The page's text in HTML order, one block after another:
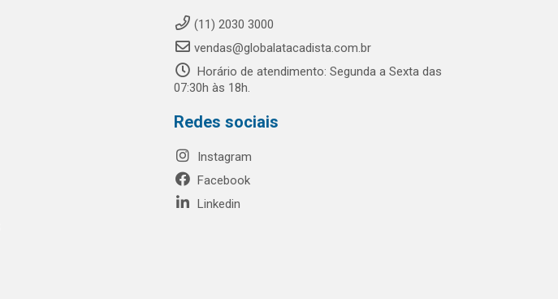
(11) 2030 3000
vendas@globalatacadista.com.br
Horário de atendimento: Segunda a Sexta das
07:30h às 18h.
Redes sociais
Instagram
Facebook
Linkedin